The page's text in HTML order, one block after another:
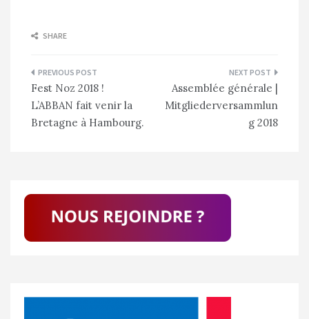
SHARE
Navigation
de
l’article
Fest Noz 2018 !
L’ABBAN fait venir la
Bretagne à Hambourg.
Assemblée générale |
Mitgliederversammlun
g 2018